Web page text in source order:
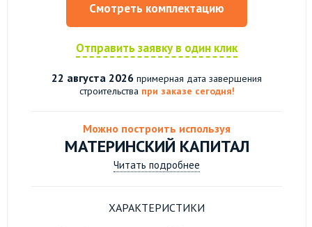
Смотреть комплектацию
Отправить заявку в один клик
22 августа 2026 примерная дата завершения
строительства при заказе сегодня!
Можно построить используя
МАТЕРИНСКИЙ КАПИТАЛ
Читать подробнее
ХАРАКТЕРИСТИКИ